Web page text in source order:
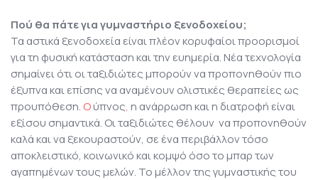
Πού θα πάτε για γυμναστήριο ξενοδοχείου;
Τα αστικά ξενοδοχεία είναι πλέον κορυφαίοι προορισμοί
για τη φυσική κατάσταση και την ευημερία. Νέα τεχνολογία
σημαίνει ότι οι ταξιδιώτες μπορούν να προπονηθούν πιο
έξυπνα και επίσης να αναμένουν ολιστικές θεραπείες ως
προυπόθεση. Ούπνος, η ανάρρωση και η διατροφή είναι
εξίσου σημαντικά. Οι ταξιδιώτες θέλουν να προπονηθούν
καλά και να ξεκουραστούν, σε ένα περιβάλλον τόσο
αποκλειστικό, κοινωνικό και κομψό όσο το μπαρ των
αγαπημένων τους μελών. Το μέλλον της γυμναστικής του